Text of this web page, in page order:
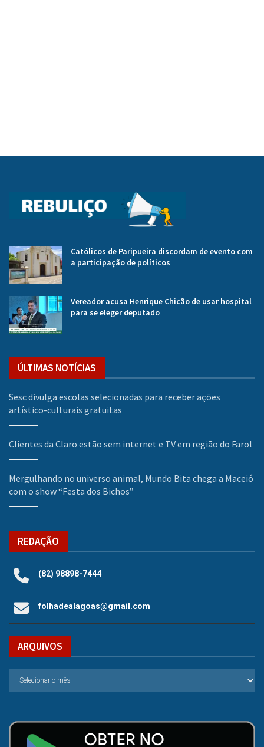
Católicos de Paripueira discordam de evento com
a participação de políticos
Vereador acusa Henrique Chicão de usar hospital
para se eleger deputado
ÚLTIMAS NOTÍCIAS
Sesc divulga escolas selecionadas para receber ações
artístico-culturais gratuitas
Clientes da Claro estão sem internet e TV em região do Farol
Mergulhando no universo animal, Mundo Bita chega a Maceió
com o show “Festa dos Bichos”
REDAÇÃO
(82) 98898-7444
folhadealagoas@gmail.com
ARQUIVOS